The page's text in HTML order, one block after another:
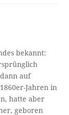
bekannt:
auf
Jahren in
hatte aber
geboren